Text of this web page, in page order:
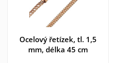
Ocelový řetízek, tl. 1,5
mm, délka 45 cm